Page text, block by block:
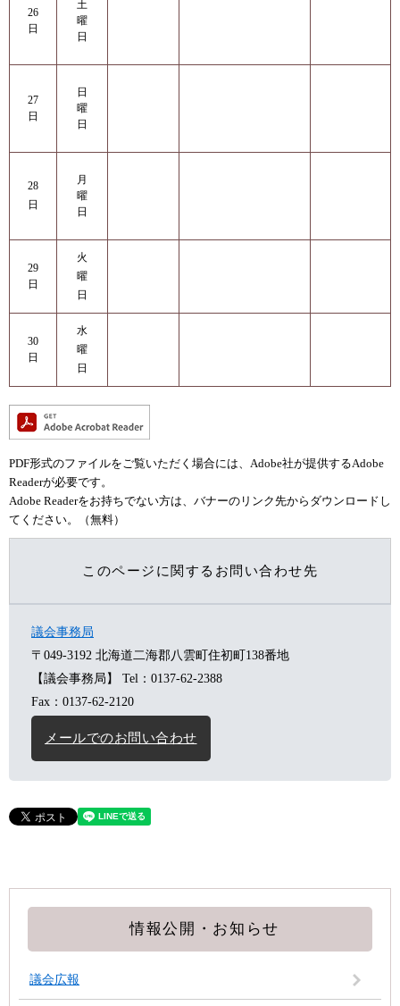
26
日
土
曜
日
27
日
日
曜
日
28
日
月
曜
日
29
日
火
曜
日
30
日
水
曜
日
PDF形式のファイルをご覧いただく場合には、Adobe社が提供するAdobe
Readerが必要です。
Adobe Readerをお持ちでない方は、バナーのリンク先からダウンロードし
てください。（無料）
このページに関するお問い合わせ先
議会事務局
〒049-3192 北海道二海郡八雲町住初町138番地
【議会事務局】
Tel：0137-62-2388
Fax：0137-62-2120
メールでのお問い合わせ
情報公開・お知らせ
議会広報